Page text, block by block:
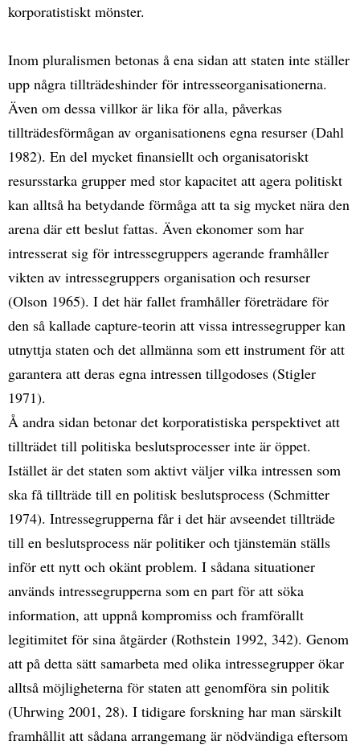
korporatistiskt mönster.
Inom pluralismen betonas å ena sidan att staten inte ställer
upp några tillträdeshinder för intresseorganisationerna.
Även om dessa villkor är lika för alla, påverkas
tillträdesförmågan av organisationens egna resurser (Dahl
1982). En del mycket finansiellt och organisatoriskt
resursstarka grupper med stor kapacitet att agera politiskt
kan alltså ha betydande förmåga att ta sig mycket nära den
arena där ett beslut fattas. Även ekonomer som har
intresserat sig för intressegruppers agerande framhåller
vikten av intressegruppers organisation och resurser
(Olson 1965). I det här fallet framhåller företrädare för
den så kallade capture-teorin att vissa intressegrupper kan
utnyttja staten och det allmänna som ett instrument för att
garantera att deras egna intressen tillgodoses (Stigler
1971).
Å andra sidan betonar det korporatistiska perspektivet att
tillträdet till politiska beslutsprocesser inte är öppet.
Istället är det staten som aktivt väljer vilka intressen som
ska få tillträde till en politisk beslutsprocess (Schmitter
1974). Intressegrupperna får i det här avseendet tillträde
till en beslutsprocess när politiker och tjänstemän ställs
inför ett nytt och okänt problem. I sådana situationer
används intressegrupperna som en part för att söka
information, att uppnå kompromiss och framförallt
legitimitet för sina åtgärder (Rothstein 1992, 342). Genom
att på detta sätt samarbeta med olika intressegrupper ökar
alltså möjligheterna för staten att genomföra sin politik
(Uhrwing 2001, 28). I tidigare forskning har man särskilt
framhållit att sådana arrangemang är nödvändiga eftersom